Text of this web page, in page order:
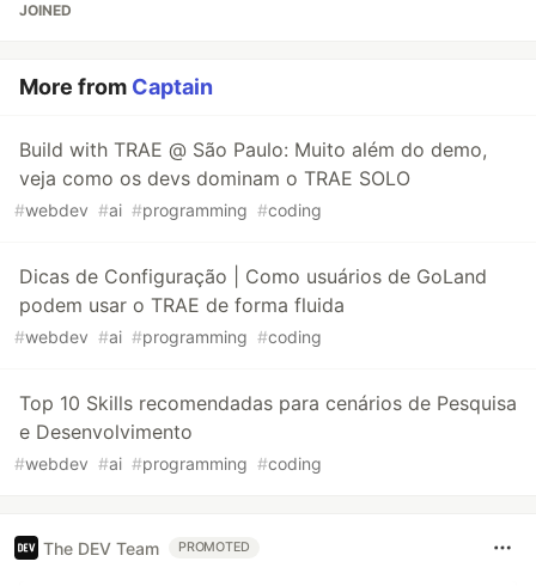
JOINED
More from Captain
Build with TRAE @ São Paulo: Muito além do demo,
veja como os devs dominam o TRAE SOLO
#webdev #ai #programming #coding
Dicas de Configuração | Como usuários de GoLand
podem usar o TRAE de forma fluida
#webdev #ai #programming #coding
Top 10 Skills recomendadas para cenários de Pesquisa
e Desenvolvimento
#webdev #ai #programming #coding
The DEV Team PROMOTED